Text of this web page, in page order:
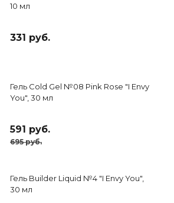
10 мл
331 руб.
Гель Cold Gel №08 Pink Rose "I Envy
You", 30 мл
591 руб.
695 руб.
Гель Builder Liquid №4 "I Envy You",
30 мл